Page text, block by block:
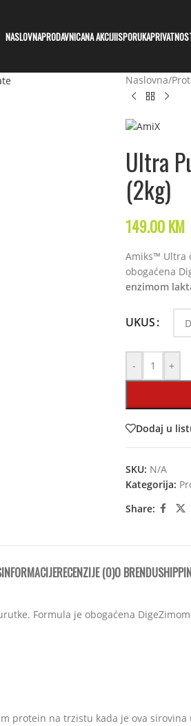
NASLOVNAPRODAVNICANA AKCIJIISPORUKA
Naslovna/
Ultra
(2kg)
149.00KM
Amiks™ Ultra
obogaćena
enzimom
UKUS
- +
Dodaj u
SKU: N/A
Kategorija:
Share:
INFORMACIJERECENZIJE (0)O BRENDU
Formula je obogaćena
protein na trzistu kada je ova sirovina